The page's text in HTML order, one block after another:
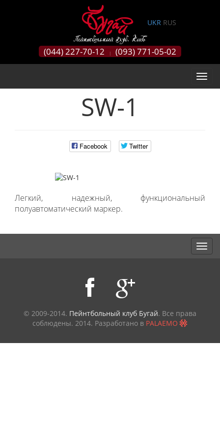
UKR RUS
(044) 227-70-12 | (093) 771-05-02
SW-1
Facebook Twitter
Легкий, надежный, функциональный
полуавтоматический маркер.
© 2009-2014. Пейнтбольный клуб Бугай. Все права
соблюдены. 2014. Разработано в PALAEMO